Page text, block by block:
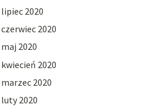
lipiec 2020
czerwiec 2020
maj 2020
kwiecień 2020
marzec 2020
luty 2020